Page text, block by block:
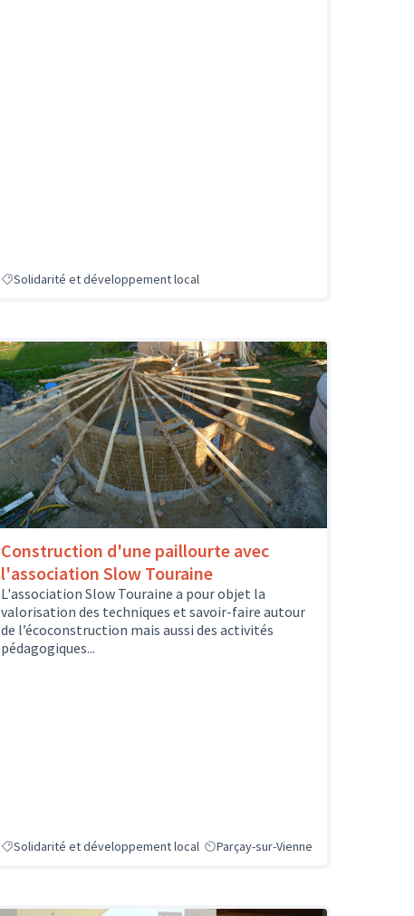
Solidarité et développement local
Construction d'une paillourte avec
l'association Slow Touraine
L'association Slow Touraine a pour objet la
valorisation des techniques et savoir-faire autour
de l’écoconstruction mais aussi des activités
pédagogiques...
Solidarité et développement local Parçay-sur-Vienne